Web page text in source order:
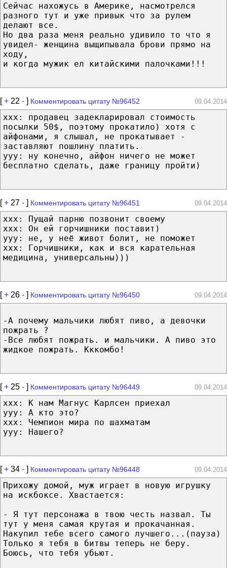
Сейчас нахожусь в Америке, насмотрелся
разного тут и уже привык что за рулем
делают все.
Но два раза меня реально удивило то что я
увидел- женщина выщипывала брови прямо на
ходу,
и когда мужик ел китайскими палочками!!!
[+ 22 - ] Комментировать цитату №96452 09.04.2014
ххх: продавец задекларировал стоимость
посылки 50$, поэтому прокатило) хотя с
айфонами, я слышал, не прокатывает -
заставляют пошлину платить.
yyy: ну конечно, айфон ничего не может
бесплатно сделать, даже границу пройти)
[+ 27 - ] Комментировать цитату №96451 09.04.2014
xxx: Пущай парню позвонит своему
ххх: Он ей горчишники поставит)
yyy: не, у неё живот болит, не поможет
xxx: Горчишники, как и вся карательная
медицина, универсальны)))
[+ 26 - ] Комментировать цитату №96450 09.04.2014
-А почему мальчики любят пиво, а девочки
пожрать ?
-Все любят пожрать. и мальчики. А пиво это
жидкое пожрать. Кккомбо!
[+ 25 - ] Комментировать цитату №96449 09.04.2014
xxx: К нам Магнус Карлсен приехал
yyy: А кто это?
xxx: Чемпион мира по шахматам
yyy: Нашего?
[+ 34 - ] Комментировать цитату №96448 09.04.2014
Прихожу домой, муж играет в новую игрушку
на искбоксе. Хвастается:
- Я тут персонажа в твою честь назвал. Ты
тут у меня самая крутая и прокачанная.
Накупил тебе всего самого лучшего...(пауза)
Только я тебя в битвы теперь не беру.
Боюсь, что тебя убьют.